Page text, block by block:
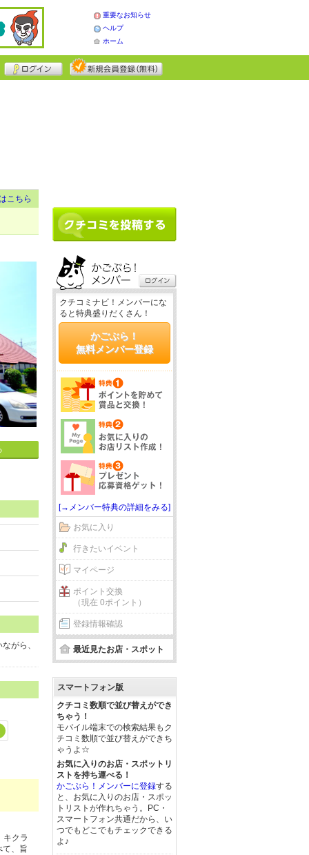
重要なお知らせ
ヘルプ
ホーム
こちら
がら、
キクラ
て、旨
クチコミナビ！メンバーにな
ると特典盛りだくさん！
かごぶら！
無料メンバー登録
[→メンバー特典の詳細をみる]
お気に入り
行きたいイベント
マイページ
ポイント交換
（現在 0ポイント）
登録情報確認
最近見たお店・スポット
スマートフォン版
クチコミ数順で並び替えができ
ちゃう！
モバイル端末での検索結果もク
チコミ数順で並び替えができち
ゃうよ☆
お気に入りのお店・スポットリ
ストを持ち運べる！
かごぶら！メンバーに登録する
と、お気に入りのお店・スポッ
トリストが作れちゃう。PC・
スマートフォン共通だから、い
つでもどこでもチェックできる
よ♪